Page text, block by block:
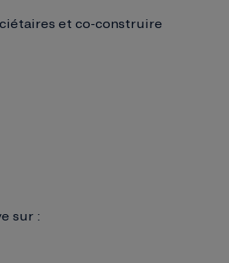
et co-construire
sur :